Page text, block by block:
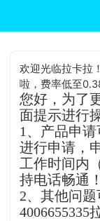
欢迎光临拉卡拉
啦，费率低至
您好，为了
面提示进行
1、产品申
进行申请，
工作时间内
持电话畅通！
2、其他问题
4006655335